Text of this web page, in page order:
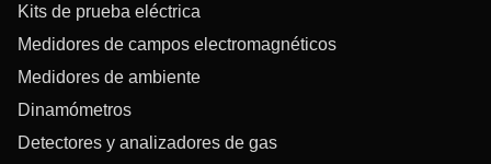
Kits de prueba eléctrica
Medidores de campos electromagnéticos
Medidores de ambiente
Dinamómetros
Detectores y analizadores de gas